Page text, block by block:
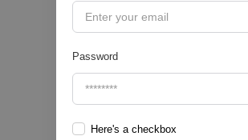
Password
Here's a checkbox